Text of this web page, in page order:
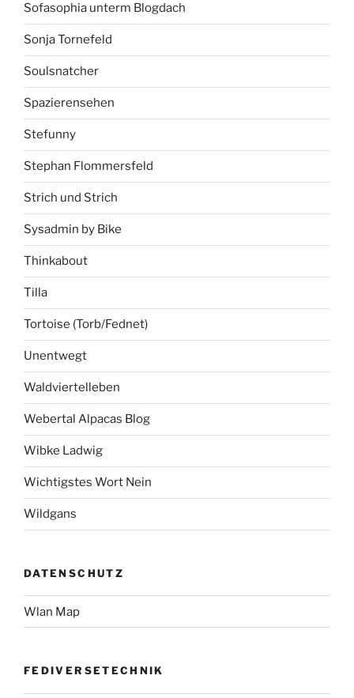
Sofasophia unterm Blogdach
Sonja Tornefeld
Soulsnatcher
Spazierensehen
Stefunny
Stephan Flommersfeld
Strich und Strich
Sysadmin by Bike
Thinkabout
Tilla
Tortoise (Torb/Fednet)
Unentwegt
Waldviertelleben
Webertal Alpacas Blog
Wibke Ladwig
Wichtigstes Wort Nein
Wildgans
DATENSCHUTZ
Wlan Map
FEDIVERSETECHNIK